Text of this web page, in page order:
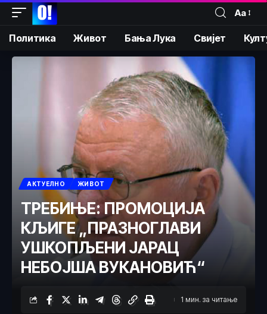
Аа
Политика Живот Бања Лука Свијет
АКТУЕЛНО ЖИВОТ
ТРЕБИЊЕ: ПРОМОЦИЈА
КЉИГЕ „ПРАЗНОГЛАВИ
УШКОПЉЕНИ ЈАРАЦ
НЕБОЈША ВУКАНОВИЋ“
1 мин. за читање